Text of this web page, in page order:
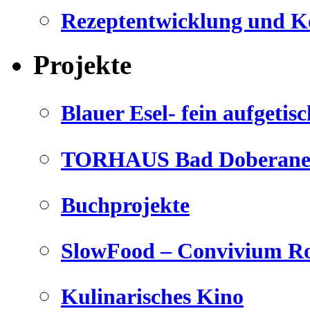
Rezeptentwicklung und
Projekte
Blauer Esel- fein
TORHAUS Bad
Buchprojekte
SlowFood – Convivium
Kulinarisches Kino